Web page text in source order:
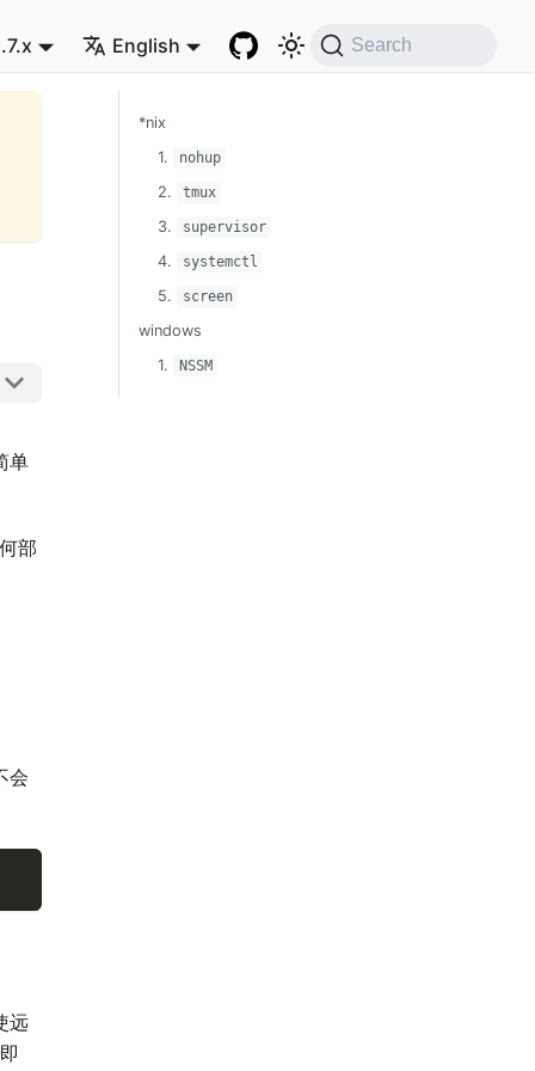
English Search
单
部
会
远
*nix
1.
nohup
2. tmux
3. supervisor
4. systemctl
5. screen
windows
1.
NSSM